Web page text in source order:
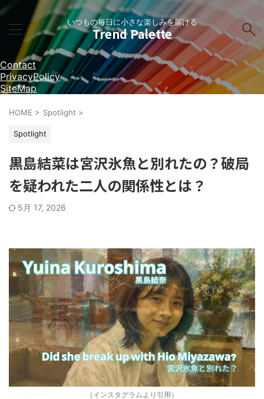
いつもの毎日に小さな楽しみを届ける
Trend Palette
Contact
PrivacyPolicy
SiteMap
HOME > Spotlight >
Spotlight
黒島結菜は宮沢氷魚と別れたの？破局
を疑われた二人の関係性とは？
5月 17, 2026
（インスタグラムより引用）